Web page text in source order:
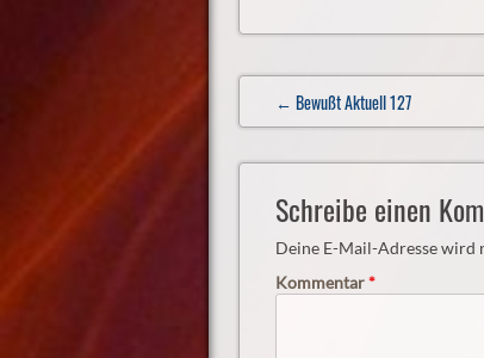
Post
navigation
← Bewußt Aktuell 127
Schreibe einen
Deine E-Mail-Adresse
Kommentar*